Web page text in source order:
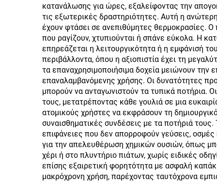
Από Ανοξείδωτο
Χάλυβα με Λαβή Ζεστό
και Κρύο
κατανάλωσης για ώρες, εξαλείφοντας την
τις εξωτερικές δραστηριότητες. Αυτή η
έχουν φτάσει σε ανεπιθύμητες θερμοκρασίες.
που ραγίζουν, χτυπιούνται ή σπάνε εύκολα. Η
επηρεάζεται η λειτουργικότητα ή η εμφάνισή
περιβάλλοντα, όπου η αξιοπιστία έχει τη
τα επαναχρησιμοποιήσιμα δοχεία μειώνουν
επαναλαμβανόμενης χρήσης. Οι δυνατότητες
μπορούν να ανταγωνιστούν τα τυπικά ποτήρια.
τους, μετατρέποντας κάθε γουλιά σε μια
ατομικούς χρήστες να εκφράσουν τη
συναισθηματικές συνδέσεις με τα ποτήριά
επιφάνειες που δεν απορροφούν γεύσεις, οσμές
για την απελευθέρωση χημικών ουσιών, όπως
χέρι ή στο πλυντήριο πιάτων, χωρίς ειδικές
επίσης εξαιρετική φορητότητα με ασφαλή
μακρόχρονη χρήση, παρέχοντας ταυτόχρονα